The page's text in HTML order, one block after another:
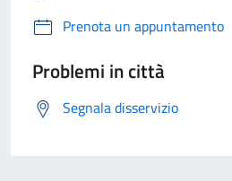
Prenota un appuntamento
Problemi in città
Segnala disservizio